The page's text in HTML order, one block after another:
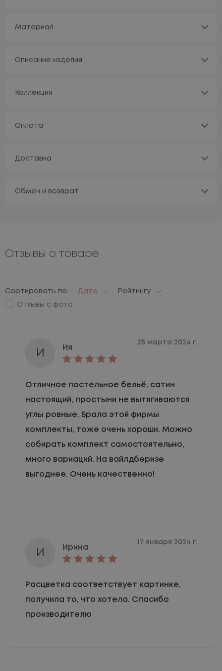
Материал
Описание изделия
Коллекция
Оплата
Доставка
Обмен и возврат
Отзывы о товаре
Сортировать по: Дате Рейтингу
Отзывы с фото
И Ия
25 марта 2024 г.
Отличное постельное бельё, сатин
настоящий, простыни не вытягиваются
углы ровные. Брала этой фирмы
комплекты, тоже очень хороши. Можно
собирать комплект самостоятельно,
много вариаций. На вайлдберизе
выгоднее. Очень качественно!
И Ирина
17 января 2024 г.
Расцветка соответствует картинке,
получила то, что хотела. Спасибо
производителю